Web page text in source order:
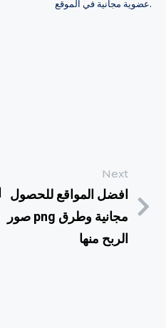
عضوية مجانية في الموقع.
Next
افضل المواقع للحصول
صور png مجانية وطرق
الربح منها